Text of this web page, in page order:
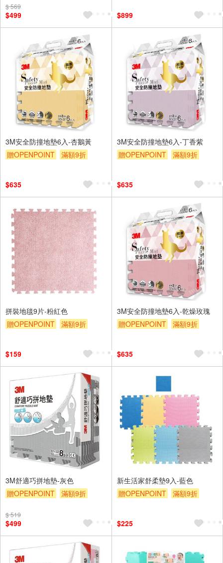
$ 569
$499
$899
3M安全防撞地墊6入-杏鵝黃
贈OPENPOINT
滿額9折
$635
3M安全防撞地墊6入-丁香紫
贈OPENPOINT
滿額9折
$635
拼裝地毯9片-粉紅色
贈OPENPOINT
滿額9折
$159
3M安全防撞地墊6入-乾燥玫瑰
贈OPENPOINT
滿額9折
$635
3M舒適巧拼地墊-灰色
贈OPENPOINT
滿額9折
$ 519
$499
新生活家舒柔墊9入-藍色
贈OPENPOINT
滿額9折
$225